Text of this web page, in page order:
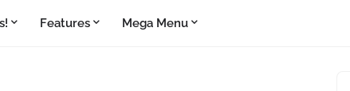
Features Mega Menu